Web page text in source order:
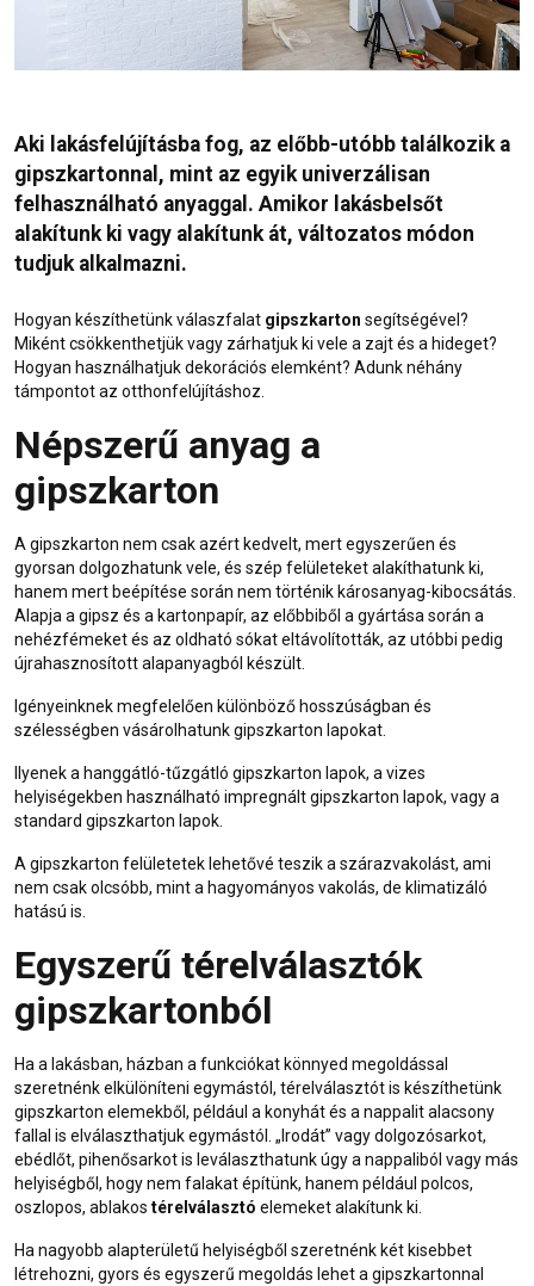
Aki lakásfelújításba fog, az előbb-utóbb találkozik a
gipszkartonnal, mint az egyik univerzálisan
felhasználható anyaggal. Amikor lakásbelsőt
alakítunk ki vagy alakítunk át, változatos módon
tudjuk alkalmazni.
Hogyan készíthetünk válaszfalat gipszkarton segítségével?
Miként csökkenthetjük vagy zárhatjuk ki vele a zajt és a hideget?
Hogyan használhatjuk dekorációs elemként? Adunk néhány
támpontot az otthonfelújításhoz.
Népszerű anyag a
gipszkarton
A gipszkarton nem csak azért kedvelt, mert egyszerűen és
gyorsan dolgozhatunk vele, és szép felületeket alakíthatunk ki,
hanem mert beépítése során nem történik károsanyag-kibocsátás.
Alapja a gipsz és a kartonpapír, az előbbiből a gyártása során a
nehézfémeket és az oldható sókat eltávolították, az utóbbi pedig
újrahasznosított alapanyagból készült.
Igényeinknek megfelelően különböző hosszúságban és
szélességben vásárolhatunk gipszkarton lapokat.
Ilyenek a hanggátló-tűzgátló gipszkarton lapok, a vizes
helyiségekben használható impregnált gipszkarton lapok, vagy a
standard gipszkarton lapok.
A gipszkarton felületetek lehetővé teszik a szárazvakolást, ami
nem csak olcsóbb, mint a hagyományos vakolás, de klimatizáló
hatású is.
Egyszerű térelválasztók
gipszkartonból
Ha a lakásban, házban a funkciókat könnyed megoldással
szeretnénk elkülöníteni egymástól, térelválasztót is készíthetünk
gipszkarton elemekből, például a konyhát és a nappalit alacsony
fallal is elválaszthatjuk egymástól. „Irodát” vagy dolgozósarkot,
ebédlőt, pihenősarkot is leválaszthatunk úgy a nappaliból vagy más
helyiségből, hogy nem falakat építünk, hanem például polcos,
oszlopos, ablakos térelválasztó elemeket alakítunk ki.
Ha nagyobb alapterületű helyiségből szeretnénk két kisebbet
létrehozni, gyors és egyszerű megoldás lehet a gipszkartonnal